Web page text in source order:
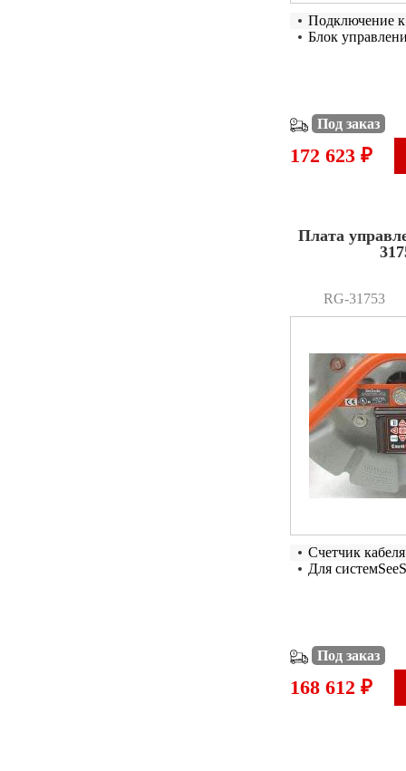
Подключение к
Блок
Под заказ
172 623 ₽
Плата
RG-31753
Счетчик кабеля
Для
Под заказ
168 612 ₽